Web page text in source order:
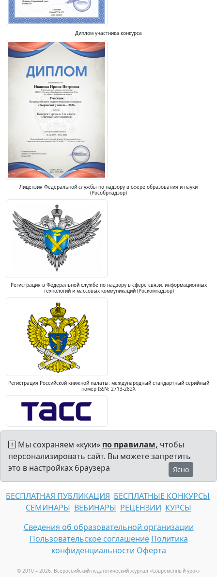
Диплом участника конкурса
Лицензия Федеральной службы по надзору в сфере образования и науки
(Рособрнадзор)
Регистрация в Федеральной службе по надзору в сфере связи, информационных
технологий и массовых коммуникаций (Роскомнадзор)
Регистрация Российской книжной палаты, международный стандартный серийный
номер ISSN: 2713-282X
Мы сохраняем «куки» по правилам, чтобы
персонализировать сайт. Вы можете запретить
это в настройках браузера
Ясно
БЕСПЛАТНАЯ ПУБЛИКАЦИЯ БЕСПЛАТНЫЕ КОНКУРСЫ
СЕМИНАРЫ ВЕБИНАРЫ РЕЦЕНЗИИ КУРСЫ
Сведения об образовательной организации
Пользовательское соглашение Политика
конфиденциальности Оферта
© 2010 – 2026, Всероссийский педагогический журнал «Современный урок»